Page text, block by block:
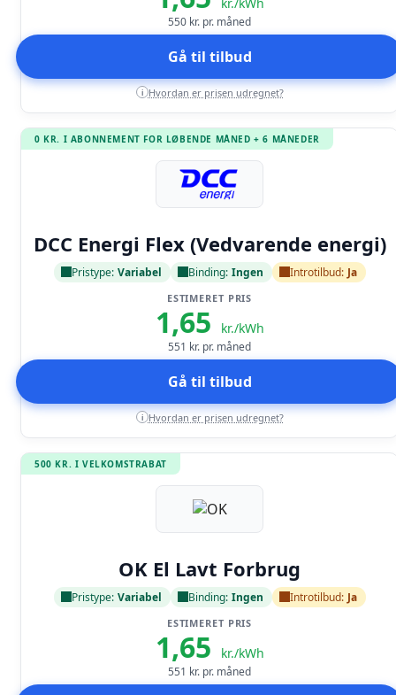
550 kr. pr. måned
Gå til tilbud
i Hvordan er prisen udregnet?
0 KR. I ABONNEMENT FOR LØBENDE MÅNED + 6 MÅNEDER
DCC Energi Flex (Vedvarende energi)
Pristype: Variabel Binding: Ingen Introtilbud: Ja
ESTIMERET PRIS
1,65 kr./kWh
551 kr. pr. måned
Gå til tilbud
i Hvordan er prisen udregnet?
500 KR. I VELKOMSTRABAT
OK El Lavt Forbrug
Pristype: Variabel Binding: Ingen Introtilbud: Ja
ESTIMERET PRIS
1,65 kr./kWh
551 kr. pr. måned